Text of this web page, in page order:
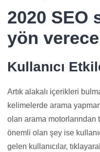
2020 SEO
yön
Kullanıcı
Artık alakalı içerikleri
kelimelerde arama
olan arama motorlarından
önemli olan şey ise
gelen kullanıcılar,